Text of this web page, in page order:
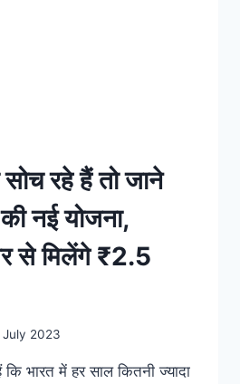
रहे हैं तो जाने
नई योजना,
से मिलेंगे ₹2.5
July 2023
भारत में हर साल कितनी ज्यादा